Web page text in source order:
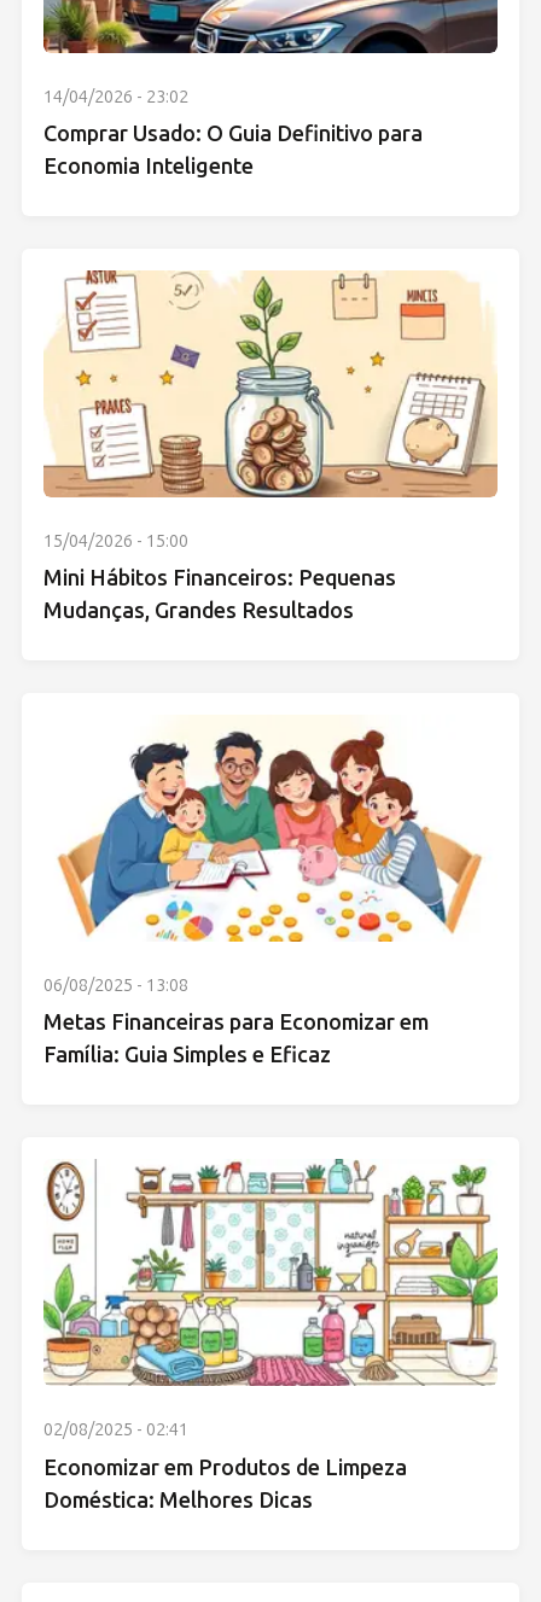
14/04/2026 - 23:02
Comprar Usado: O Guia Definitivo para
Economia Inteligente
15/04/2026 - 15:00
Mini Hábitos Financeiros: Pequenas
Mudanças, Grandes Resultados
06/08/2025 - 13:08
Metas Financeiras para Economizar em
Família: Guia Simples e Eficaz
02/08/2025 - 02:41
Economizar em Produtos de Limpeza
Doméstica: Melhores Dicas